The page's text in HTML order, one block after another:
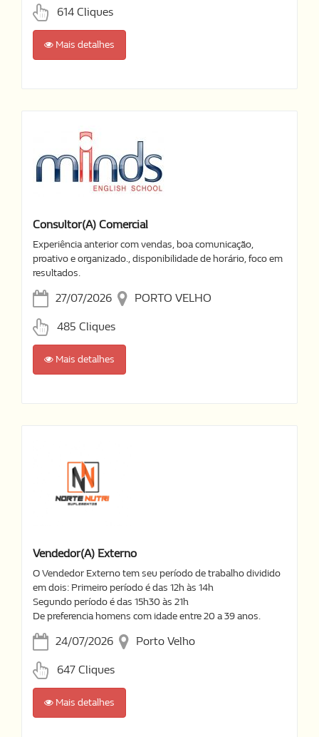
614 Cliques
Mais detalhes
Consultor(a) Comercial
Experiência anterior com vendas, boa comunicação,
proativo e organizado., disponibilidade de horário, foco em
resultados.
27/07/2026 PORTO VELHO
485 Cliques
Mais detalhes
Vendedor(a) Externo
O Vendedor Externo tem seu período de trabalho dividido
em dois: Primeiro período é das 12h às 14h
Segundo período é das 15h30 às 21h
De preferencia homens com idade entre 20 a 39 anos.
24/07/2026 Porto Velho
647 Cliques
Mais detalhes